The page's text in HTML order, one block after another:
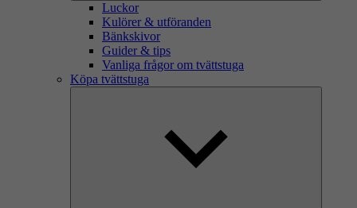
Luckor
Kulörer & utföranden
Bänkskivor
Guider & tips
Vanliga frågor om tvättstuga
Köpa tvättstuga